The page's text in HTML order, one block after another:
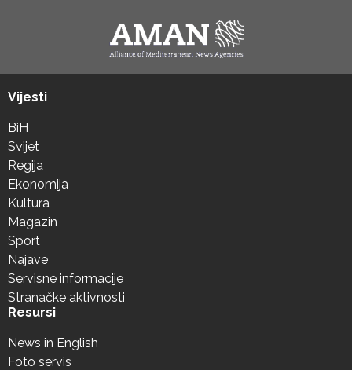
Vijesti
BiH
Svijet
Regija
Ekonomija
Kultura
Magazin
Sport
Najave
Servisne informacije
Stranačke aktivnosti
Resursi
News in English
Foto servis